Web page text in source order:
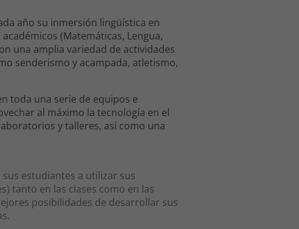
año su inmersión lingüística en
(Matemáticas, Lengua,
una amplia variedad de actividades
senderismo y acampada, atletismo,
toda una serie de equipos e
al máximo la tecnología en el
y talleres, así como una
estudiantes a utilizar sus
tanto en las clases como en las
posibilidades de desarrollar sus